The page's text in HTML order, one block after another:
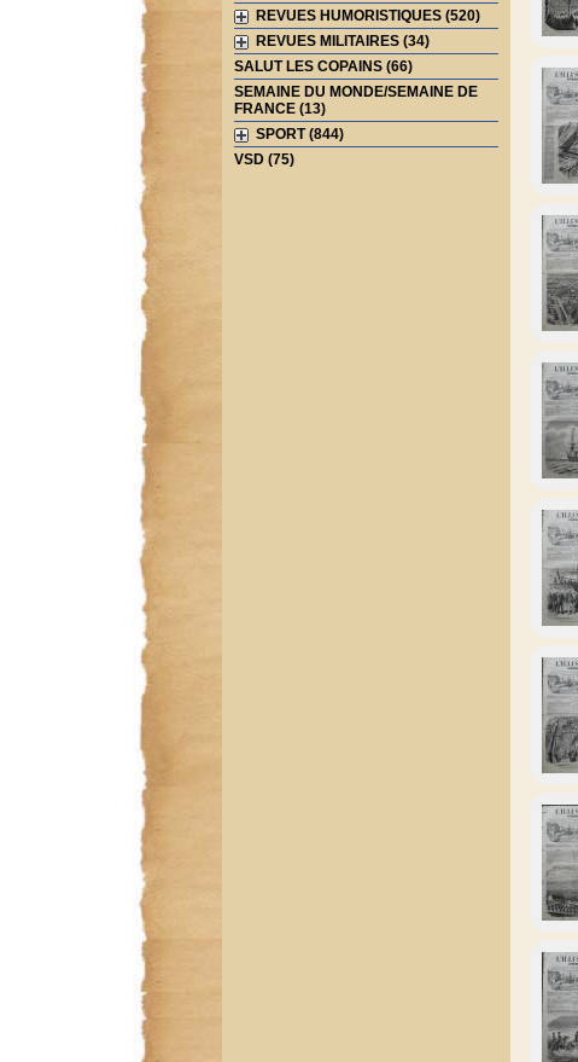
REVUES HUMORISTIQUES (520)
REVUES MILITAIRES (34)
SALUT LES COPAINS (66)
SEMAINE DU MONDE/SEMAINE DE
FRANCE (13)
SPORT (844)
VSD (75)